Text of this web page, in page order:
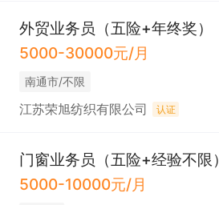
外贸业务员（五险+年终奖）
5000-30000元/月
南通市/不限
江苏荣旭纺织有限公司 认证
门窗业务员（五险+经验不限）
5000-10000元/月